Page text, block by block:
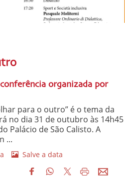
organizada por
para o outro” é o tema da
no dia 31 de outubro às 14h45
Palácio de São Calisto. A
...
Salve a data